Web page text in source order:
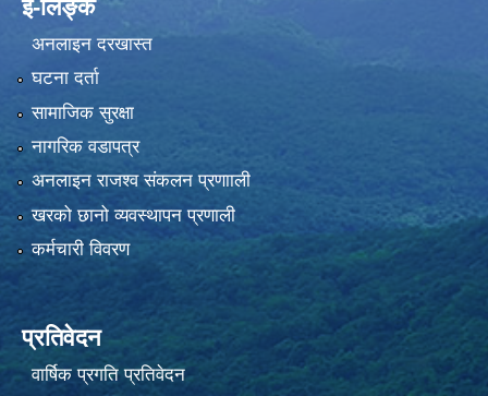
ई-लिङ्क
अनलाइन दरखास्त
घटना दर्ता
सामाजिक सुरक्षा
नागरिक वडापत्र
अनलाइन राजश्व संकलन प्रणााली
खरको छानो व्यवस्थापन प्रणाली
कर्मचारी विवरण
प्रतिवेदन
वार्षिक प्रगति प्रतिवेदन